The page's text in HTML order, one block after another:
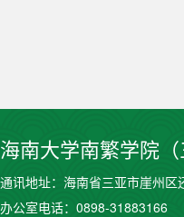
海南大学南繁学院（
通讯地址：海南省三亚市崖州
办公室电话：0898-31883166